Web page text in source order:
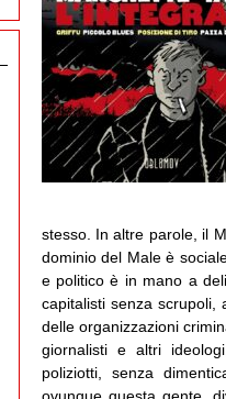
stesso. In altre parole, il
dominio del Male è
e politico è in mano a
capitalisti senza scrupoli,
delle organizzazioni
giornalisti e altri
poliziotti, senza